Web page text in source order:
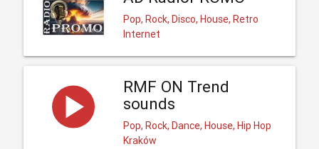
Pop, Rock, Disco, House, Retro
Internet
RMF ON Trend
sounds
Pop, Rock, Dance, House, Hip Hop
Kraków